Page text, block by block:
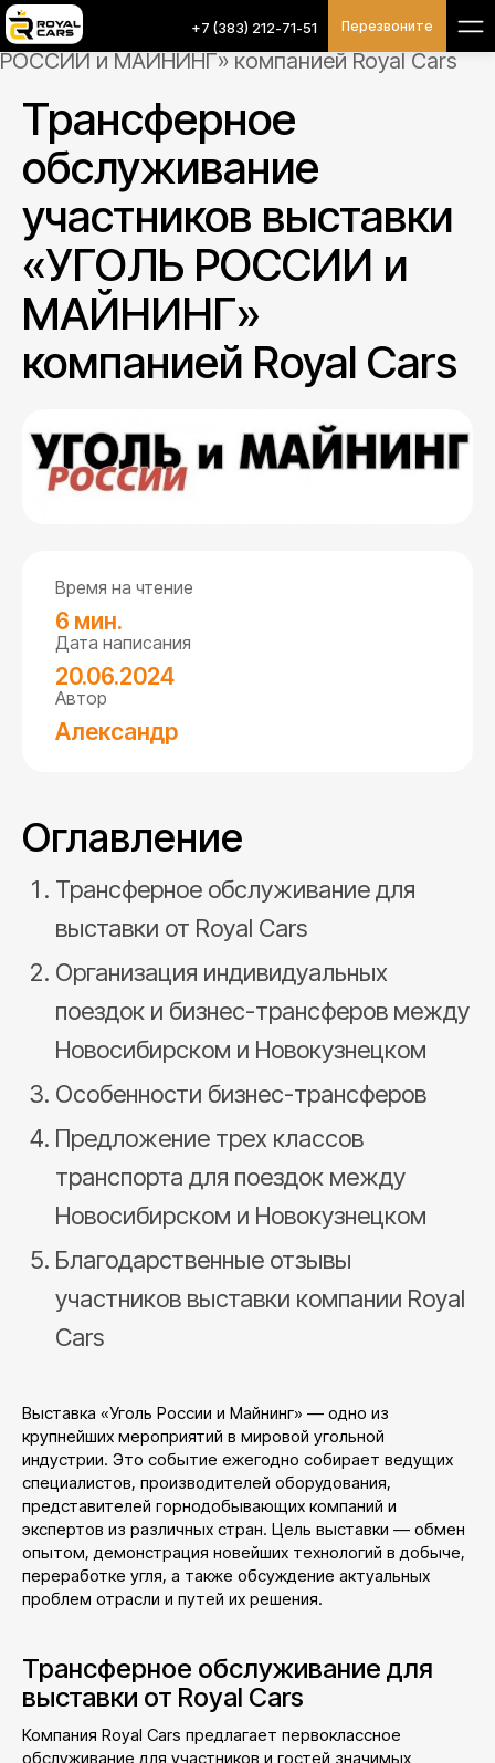
+7 (383) 212-71-51 Перезвоните
Главная
обслуживание участников выставки «УГОЛЬ
РОССИИ и МАЙНИНГ» компанией Royal Cars
Трансферное
обслуживание
участников выставки
«УГОЛЬ РОССИИ и
МАЙНИНГ»
компанией Royal Cars
Время на чтение
6 мин.
Дата написания
20.06.2024
Автор
Александр
Оглавление
Трансферное обслуживание для
выставки от Royal Cars
Организация индивидуальных
поездок и бизнес-трансферов между
Новосибирском и Новокузнецком
Особенности бизнес-трансферов
Предложение трех классов
транспорта для поездок между
Новосибирском и Новокузнецком
Благодарственные отзывы
участников выставки компании Royal
Cars
Выставка «Уголь России и Майнинг» — одно из
крупнейших мероприятий в мировой угольной
индустрии. Это событие ежегодно собирает ведущих
специалистов, производителей оборудования,
представителей горнодобывающих компаний и
экспертов из различных стран. Цель выставки — обмен
опытом, демонстрация новейших технологий в добыче,
переработке угля, а также обсуждение актуальных
проблем отрасли и путей их решения.
Трансферное обслуживание для
выставки от Royal Cars
Компания Royal Cars предлагает первоклассное
обслуживание для участников и гостей значимых